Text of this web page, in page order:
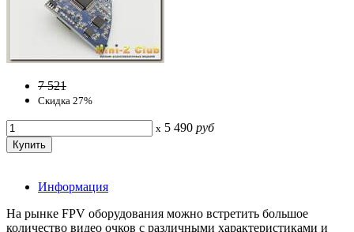
7 521
Скидка 27%
x 5 490 руб
Информация
На рынке FPV оборудования можно встретить большое
количество видео очков с различными характеристиками и